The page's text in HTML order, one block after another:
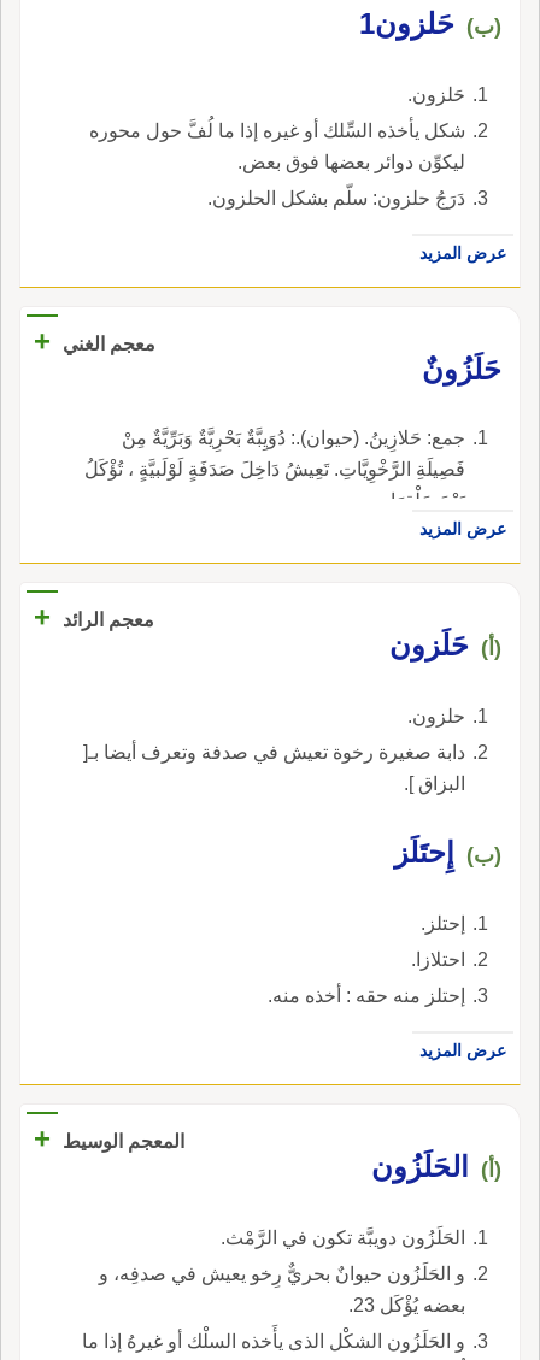
(ب) حَلزون1
حَلزون.
شكل يأخذه السِّلك أو غيره إذا ما لُفَّ حول محوره
ليكوِّن دوائر بعضها فوق بعض.
دَرَجُ حلزون: سلّم بشكل الحلزون.
عرض المزيد
معجم الغني
+
حَلَزُونٌ
جمع: حَلازِينُ. (حيوان).: دُوَيِبَّةٌ بَحْرِيَّةٌ وَبَرِّيَّةٌ مِنْ
فَصِيلَةِ الرَّخْوِيَّاتِ. تَعِيشُ دَاخِلَ صَدَفَةٍ لَوْلَبيَّةٍ ، تُؤْكَلُ
بَعْدَ سَلْقِهَا.
عرض المزيد
معجم الرائد +
(أ) حَلَزون
حلزون.
دابة صغيرة رخوة تعيش في صدفة وتعرف أيضا بـ[
البزاق ].
(ب) إِحتَلَز
إحتلز.
احتلازا.
إحتلز منه حقه : أخذه منه.
عرض المزيد
المعجم الوسيط +
(أ) الحَلَزُون
الحَلَزُون دويبَّة تكون في الرَّمْث.
و الحَلَزُون حيوانٌ بحريٌّ رِخو يعيش في صدفِه، و
بعضه يُؤْكَل 23.
و الحَلَزُون الشكْل الذى يأَخذه السلْك أو غيرهُ إذا ما